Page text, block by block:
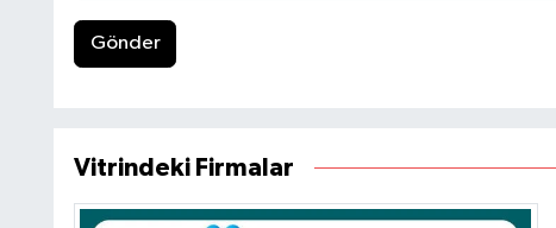
Gönder
Vitrindeki Firmalar